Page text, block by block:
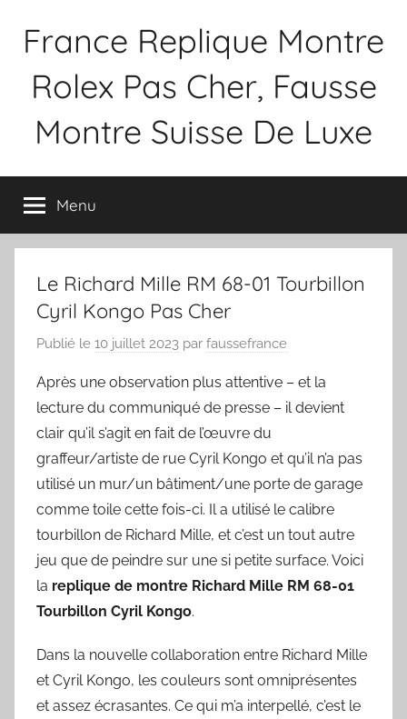
France Replique Montre
Rolex Pas Cher, Fausse
Montre Suisse De Luxe
Menu
Le Richard Mille RM 68-01 Tourbillon
Cyril Kongo Pas Cher
Publié le 10 juillet 2023 par faussefrance
Après une observation plus attentive – et la
lecture du communiqué de presse – il devient
clair qu’il s’agit en fait de l’œuvre du
graffeur/artiste de rue Cyril Kongo et qu’il n’a pas
utilisé un mur/un bâtiment/une porte de garage
comme toile cette fois-ci. Il a utilisé le calibre
tourbillon de Richard Mille, et c’est un tout autre
jeu que de peindre sur une si petite surface. Voici
la replique de montre Richard Mille RM 68-01
Tourbillon Cyril Kongo.
Dans la nouvelle collaboration entre Richard Mille
et Cyril Kongo, les couleurs sont omniprésentes
et assez écrasantes. Ce qui m’a interpellé, c’est le